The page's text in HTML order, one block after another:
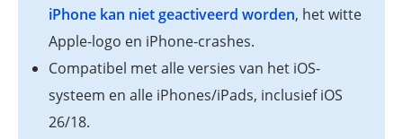
iPhone kan niet geactiveerd worden, het witte
Apple-logo en iPhone-crashes.
Compatibel met alle versies van het iOS-
systeem en alle iPhones/iPads, inclusief iOS
26/18.